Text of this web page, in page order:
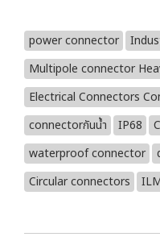
power connector
Multipole connector
Electrical Connectors
connectorกันน้ำ
IP68
waterproof connector
Circular connectors